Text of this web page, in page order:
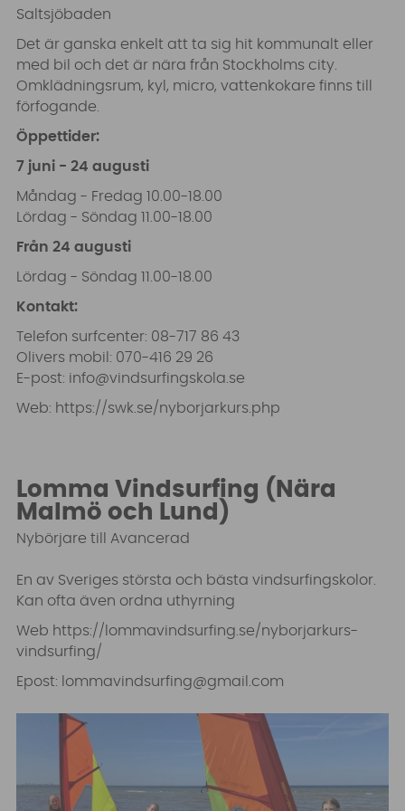
Saltsjöbaden
Det är ganska enkelt att ta sig hit kommunalt eller
med bil och det är nära från Stockholms city.
Omklädningsrum, kyl, micro, vattenkokare finns till
förfogande.
Öppettider:
7 juni - 24 augusti
Måndag - Fredag 10.00-18.00
Lördag - Söndag 11.00-18.00
Från 24 augusti
Lördag - Söndag 11.00-18.00
Kontakt:
Telefon surfcenter: 08-717 86 43
Olivers mobil: 070-416 29 26
E-post: info@vindsurfingskola.se
Web: https://swk.se/nyborjarkurs.php
Lomma Vindsurfing (Nära
Malmö och Lund)
Nybörjare till Avancerad
En av Sveriges största och bästa vindsurfingskolor.
Kan ofta även ordna uthyrning
Web https://lommavindsurfing.se/nyborjarkurs-
vindsurfing/
Epost: lommavindsurfing@gmail.com